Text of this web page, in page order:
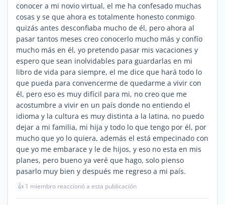
conocer a mi novio virtual, el me ha confesado muchas
cosas y se que ahora es totalmente honesto conmigo
quizás antes desconfiaba mucho de él, pero ahora al
pasar tantos meses creo conocerlo mucho más y confío
mucho más en él, yo pretendo pasar mis vacaciones y
espero que sean inolvidables para guardarlas en mi
libro de vida para siempre, el me dice que hará todo lo
que pueda para convencerme de quedarme a vivir con
él, pero eso es muy difícil para mi, no creo que me
acostumbre a vivir en un país donde no entiendo el
idioma y la cultura es muy distinta a la latina, no puedo
dejar a mi familia, mi hija y todo lo que tengo por él, por
mucho que yo lo quiera, además el está empecinado con
que yo me embarace y le de hijos, y eso no esta en mis
planes, pero bueno ya veré que hago, solo pienso
pasarlo muy bien y después me regreso a mi país.
👍 1 miembro reaccionó a esta publicación